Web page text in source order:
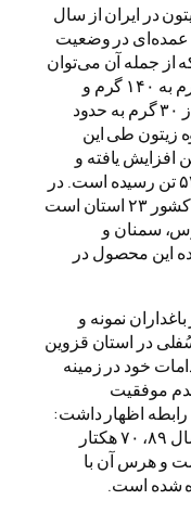
در ایران از سال
پایان سال ۹۴ تحولات عمده‌ای در وضعیت
از جمله آن می‌توان
به افزایش سرانه روغن زیتون از ۲۰ گرم به ۱۴۰ گرم و
افزایش مصرف سرانه کنسرو زیتون از ۳۰ گرم به حدود
زیتون طی این
به حدود ۱۰۲ هزار تن افزایش یافته و
تولید روغن زیتون نیز از ۷۵۰ تن به ۵۳۰۰ تن رسیده است. در
حال حاضر تعداد استان‌های زیتون‌خیز کشور ۲۳ استان است
سمنان و
این محصول در
نمونه و
در استان قزوین
خود در زمینه
موفقیت
اظهار داشت:
این پروژه ابتدا ۱۵۰ هکتار بوده که در سال ۸۹، ۷۰ هکتار
و هرس آن با
شده است.